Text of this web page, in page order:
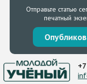
Отправьте статью
печатный